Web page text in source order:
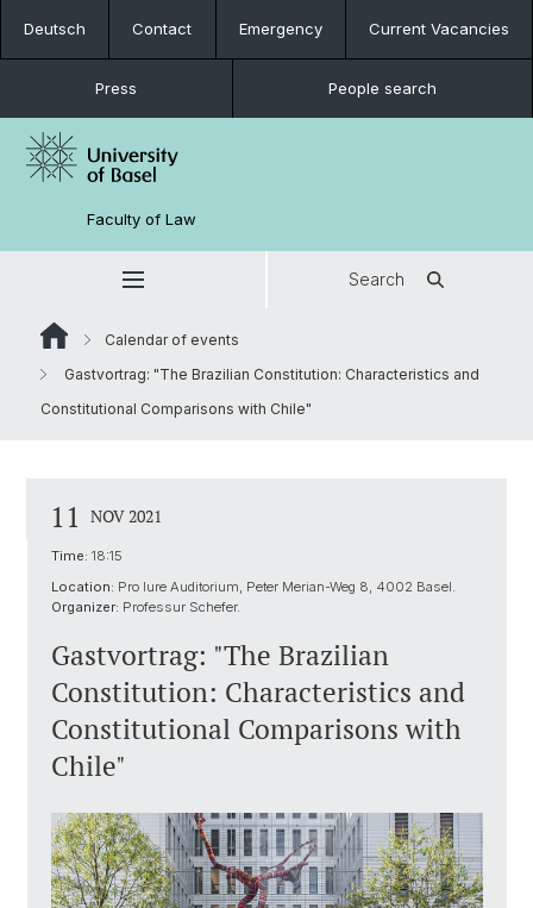
Deutsch Contact Emergency Current Vacancies
Press People search
Faculty of Law
Search
Calendar of events
Gastvortrag: "The Brazilian Constitution: Characteristics and
Constitutional Comparisons with Chile"
11 NOV 2021
Time: 18:15
Location: Pro Iure Auditorium, Peter Merian-Weg 8, 4002 Basel.
Organizer: Professur Schefer.
Gastvortrag: "The Brazilian
Constitution: Characteristics and
Constitutional Comparisons with
Chile"